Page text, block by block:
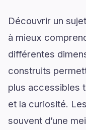
Découvrir un
à mieux
différentes
construits
plus accessibles
et la curiosité.
souvent d’une